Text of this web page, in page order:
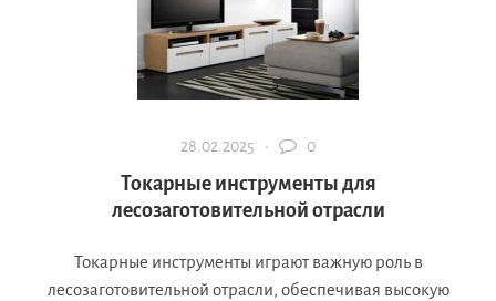
28.02.2025 · 0
Токарные инструменты для
лесозаготовительной отрасли
Токарные инструменты играют важную роль в
лесозаготовительной отрасли, обеспечивая высокую